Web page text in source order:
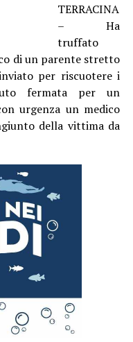
TERRACINA
– Ha
truffato
di un parente stretto
per riscuotere i
fermata per un
urgenza un medico
della vittima da